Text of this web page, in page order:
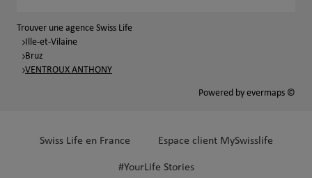
Trouver une agence Swiss Life
Ille-et-Vilaine
Bruz
VENTROUX ANTHONY
Powered by evermaps ©
Swiss Life en France Espace client MySwisslife
#YourLife Stories